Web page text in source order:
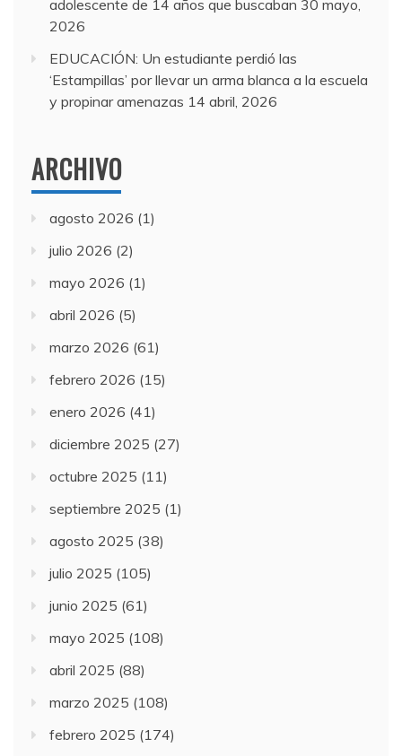
adolescente de 14 años que buscaban 30 mayo,
2026
EDUCACIÓN: Un estudiante perdió las
‘Estampillas’ por llevar un arma blanca a la escuela
y propinar amenazas 14 abril, 2026
ARCHIVO
agosto 2026 (1)
julio 2026 (2)
mayo 2026 (1)
abril 2026 (5)
marzo 2026 (61)
febrero 2026 (15)
enero 2026 (41)
diciembre 2025 (27)
octubre 2025 (11)
septiembre 2025 (1)
agosto 2025 (38)
julio 2025 (105)
junio 2025 (61)
mayo 2025 (108)
abril 2025 (88)
marzo 2025 (108)
febrero 2025 (174)